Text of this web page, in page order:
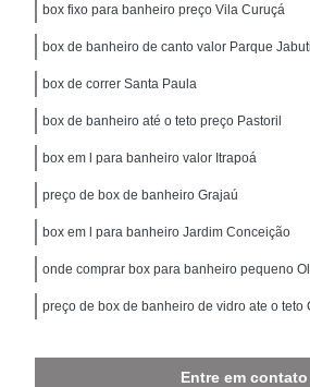
box fixo para banheiro preço Vila Curuçá
box de banheiro de canto valor Parque
box de correr Santa Paula
box de banheiro até o teto preço Pastoril
box em l para banheiro valor Itrapoá
preço de box de banheiro Grajaú
box em l para banheiro Jardim Conceição
onde comprar box para banheiro pequeno
preço de box de banheiro de vidro ate o teto
Entre em contato